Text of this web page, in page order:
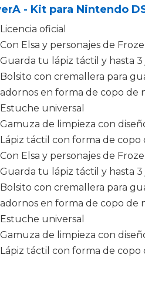
- Kit para Nintendo
Licencia oficial
Con Elsa y personajes de
Guarda tu lápiz táctil y hasta
Bolsito con cremallera para
adornos en forma de copo de
Estuche universal
Gamuza de limpieza con
Lápiz táctil con forma de copo
Con Elsa y personajes de
Guarda tu lápiz táctil y hasta
Bolsito con cremallera para
adornos en forma de copo de
Estuche universal
Gamuza de limpieza con
Lápiz táctil con forma de copo